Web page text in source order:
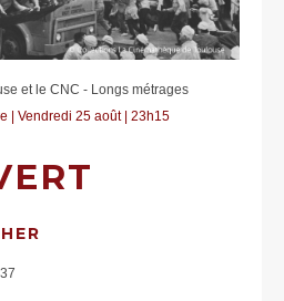
et le CNC - Longs métrages
| Vendredi 25 août | 23h15